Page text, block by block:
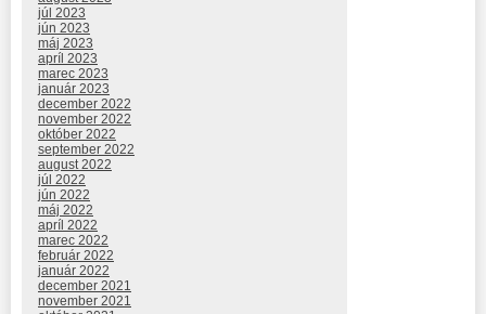
júl 2023
jún 2023
máj 2023
apríl 2023
marec 2023
január 2023
december 2022
november 2022
október 2022
september 2022
august 2022
júl 2022
jún 2022
máj 2022
apríl 2022
marec 2022
február 2022
január 2022
december 2021
november 2021